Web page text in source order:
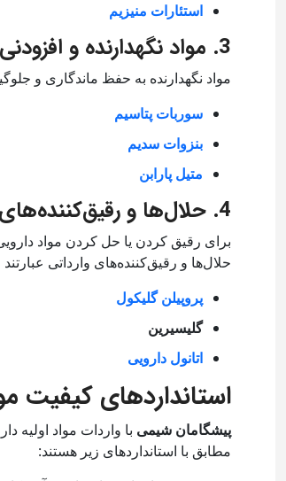
استئارات منیزیم
3. مواد نگهدارنده و افزودنی‌ها
مواد نگهدارنده به حفظ ماندگاری و
سوربات پتاسیم
بنزوات سدیم
متیل پارابن
4. حلال‌ها و رقیق‌کننده‌های دارویی
برای رقیق کردن یا حل کردن مواد
حلال‌ها و رقیق‌کننده‌های وارداتی عبارتند
پروپیلن گلیکول
گلیسیرین
اتانول دارویی
استانداردهای کیفیت
پیشگامان شیمی با واردات مواد اولیه
مطابق با استانداردهای زیر هستند: